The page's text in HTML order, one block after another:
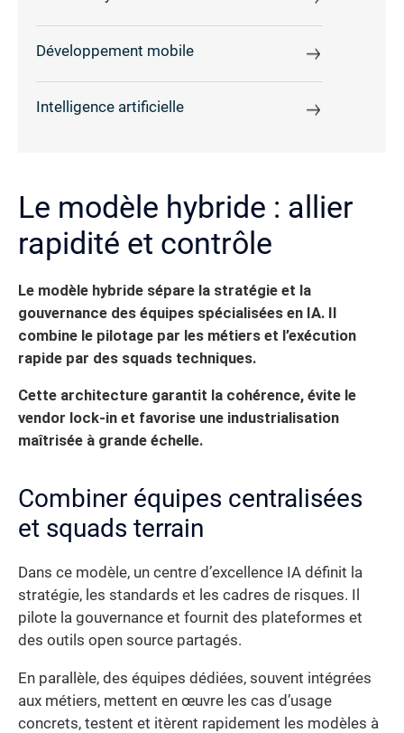
Développement mobile
Intelligence artificielle
Le modèle hybride : allier
rapidité et contrôle
Le modèle hybride sépare la stratégie et la
gouvernance des équipes spécialisées en IA. Il
combine le pilotage par les métiers et l’exécution
rapide par des squads techniques.
Cette architecture garantit la cohérence, évite le
vendor lock-in et favorise une industrialisation
maîtrisée à grande échelle.
Combiner équipes centralisées
et squads terrain
Dans ce modèle, un centre d’excellence IA définit la
stratégie, les standards et les cadres de risques. Il
pilote la gouvernance et fournit des plateformes et
des outils open source partagés.
En parallèle, des équipes dédiées, souvent intégrées
aux métiers, mettent en œuvre les cas d’usage
concrets, testent et itèrent rapidement les modèles à